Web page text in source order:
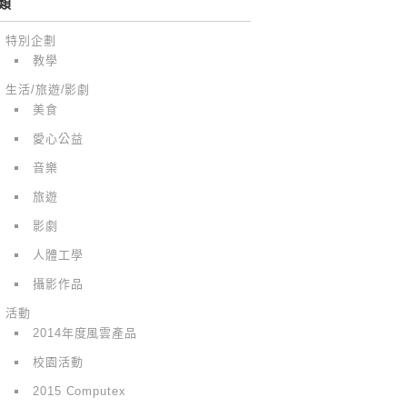
特別企劃
教學
生活/旅遊/影劇
美食
愛心公益
音樂
旅遊
影劇
人體工學
攝影作品
活動
2014年度風雲產品
校園活動
2015 Computex